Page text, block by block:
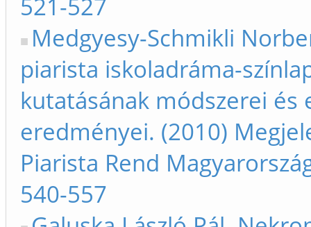
521-527
Medgyesy-Schmikli
piarista iskoladráma-
kutatásának módszerei és
eredményei. (2010)
Piarista Rend
540-557